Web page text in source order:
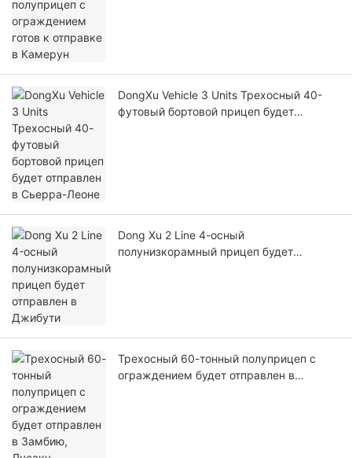
DongXu Vehicle 3 Units Трехосный 40-
футовый бортовой прицеп будет
Dong Xu 2 Line 4-осный
полунизкорамный прицеп будет
Трехосный 60-тонный полуприцеп с
ограждением будет отправлен в